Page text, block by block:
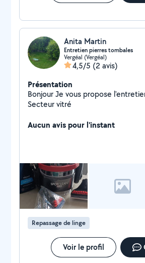
Anita Martin
Entretien pierres tombales
Vergéal (Vergéal)
4,5/5 (2 avis)
Présentation
Bonjour Je vous propose l'entretien ménage repassage
Secteur vitré
Aucun avis pour l'instant
Repassage de linge
Voir le profil